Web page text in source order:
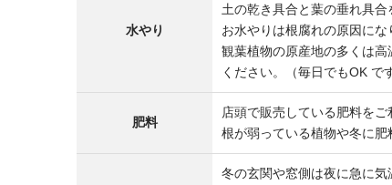
水やり
土の乾き具合と葉の垂れ具
お水やりは根腐れの原因にな
観葉植物の原産地の多くは
ください。（毎日でもOK で
肥料
店頭で販売している肥料をご
根が弱っている植物や冬に肥
冬の玄関や窓側は夜に急に気